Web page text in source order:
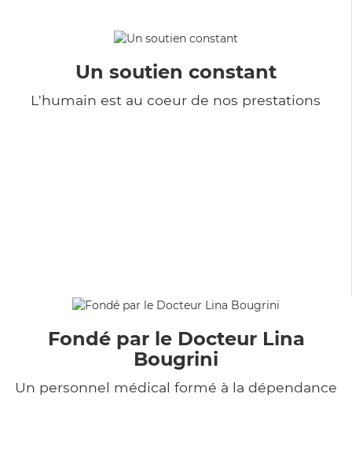
Un soutien constant
L'humain est au coeur de nos prestations
Fondé par le Docteur Lina
Bougrini
Un personnel médical formé à la dépendance